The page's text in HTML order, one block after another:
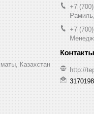
Казахстан
+7
+7
http://